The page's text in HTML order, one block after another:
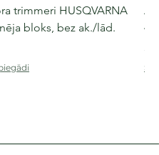
trimmeri HUSQVARNA
bloks, bez ak./lād.